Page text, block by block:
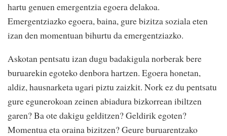
hartu genuen emergentzia egoera delakoa.
Emergentziazko egoera, baina, gure bizitza soziala eten
izan den momentuan bihurtu da emergentziazko.
Askotan pentsatu izan dugu badakigula norberak bere
buruarekin egoteko denbora hartzen. Egoera honetan,
aldiz, hausnarketa ugari piztu zaizkit. Nork ez du pentsatu
gure egunerokoan zeinen abiadura bizkorrean ibiltzen
garen? Ba ote dakigu gelditzen? Geldirik egoten?
Momentua eta oraina bizitzen? Geure buruarentzako